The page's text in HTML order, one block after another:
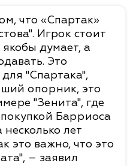
что «Спартак»
Игрок стоит
думает, а
Это
"Спартака",
опорник, это
"Зенита", где
покупкой Барриоса
лет
это важно, что это
– заявил